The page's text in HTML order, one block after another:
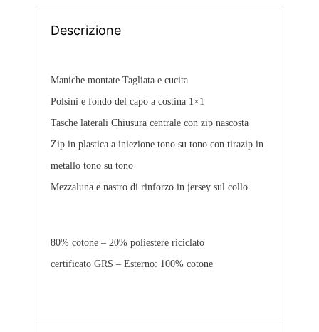
Descrizione
Maniche montate Tagliata e cucita
Polsini e fondo del capo a costina 1×1
Tasche laterali Chiusura centrale con zip nascosta
Zip in plastica a iniezione tono su tono con tirazip in
metallo tono su tono
Mezzaluna e nastro di rinforzo in jersey sul collo
80% cotone – 20% poliestere riciclato
certificato GRS – Esterno: 100% cotone